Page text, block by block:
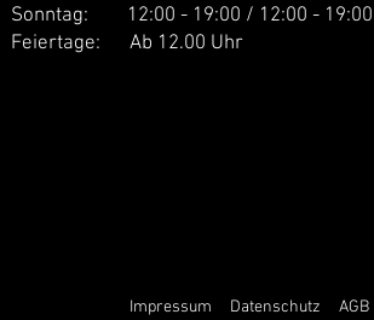
Sonntag: 12:00 - 19:00 / 12:00 - 19:00
Feiertage: Ab 12.00 Uhr
Impressum Datenschutz AGB